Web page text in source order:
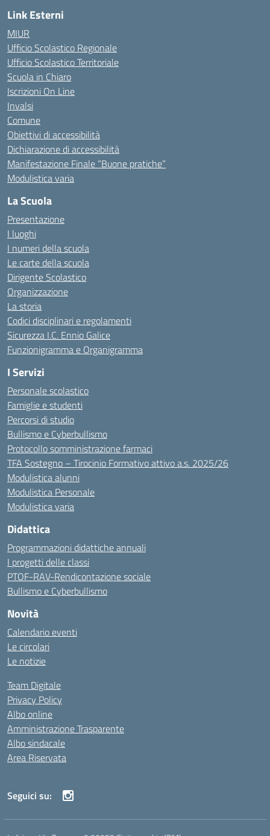
Link Esterni
MIUR
Ufficio Scolastico Regionale
Ufficio Scolastico Territoriale
Scuola in Chiaro
Iscrizioni On Line
Invalsi
Comune
Obiettivi di accessibilità
Dichiarazione di accessibilità
Manifestazione Finale “Buone pratiche”
Modulistica varia
La Scuola
Presentazione
I luoghi
I numeri della scuola
Le carte della scuola
Dirigente Scolastico
Organizzazione
La storia
Codici disciplinari e regolamenti
Sicurezza I.C. Ennio Galice
Funzionigramma e Organigramma
I Servizi
Personale scolastico
Famiglie e studenti
Percorsi di studio
Bullismo e Cyberbullismo
Protocollo somministrazione farmaci
TFA Sostegno – Tirocinio Formativo attivo a.s. 2025/26
Modulistica alunni
Modulistica Personale
Modulistica varia
Didattica
Programmazioni didattiche annuali
I progetti delle classi
PTOF-RAV-Rendicontazione sociale
Bullismo e Cyberbullismo
Novità
Calendario eventi
Le circolari
Le notizie
Team Digitale
Privacy Policy
Albo online
Amministrazione Trasparente
Albo sindacale
Area Riservata
Seguici su: